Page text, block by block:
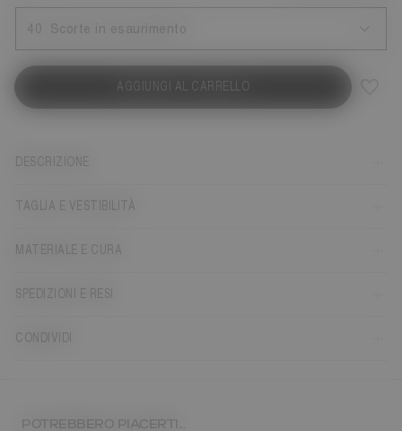
40 Scorte in esaurimento
AGGIUNGI AL CARRELLO
DESCRIZIONE
TAGLIA E VESTIBILITÀ
MATERIALE E CURA
SPEDIZIONI E RESI
CONDIVIDI
POTREBBERO PIACERTI...